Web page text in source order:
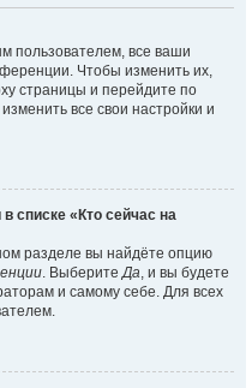
пользователем, все ваши
Чтобы изменить их,
страницы и перейдите по
все свои настройки и
списке «Кто сейчас на
разделе вы найдёте опцию
. ВыберитеДа, и вы будете
и самому себе. Для всех